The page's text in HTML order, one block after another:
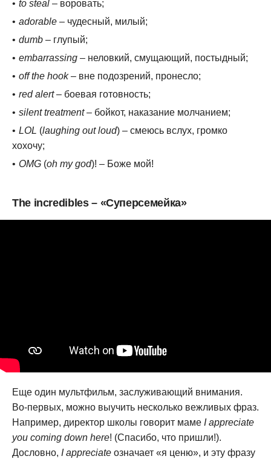
to steal – воровать;
adorable – чудесный, милый;
dumb – глупый;
embarrassing – неловкий, смущающий, постыдный;
off the hook– вне подозрений, пронесло;
red alert– боевая готовность;
silent treatment– бойкот, наказание молчанием;
LOL (laughing out loud) – смеюсь вслух, громко
хохочу;
OMG (oh my god)! – Боже мой!
The incredibles – «Суперсемейка»
Еще один мультфильм, заслуживающий внимания.
Во-первых, можно выучить несколько вежливых фраз.
Например, директор школы говорит маме I appreciate
you coming down here! (Спасибо, что пришли!).
Дословно, I appreciate означает «я ценю», и эту фразу